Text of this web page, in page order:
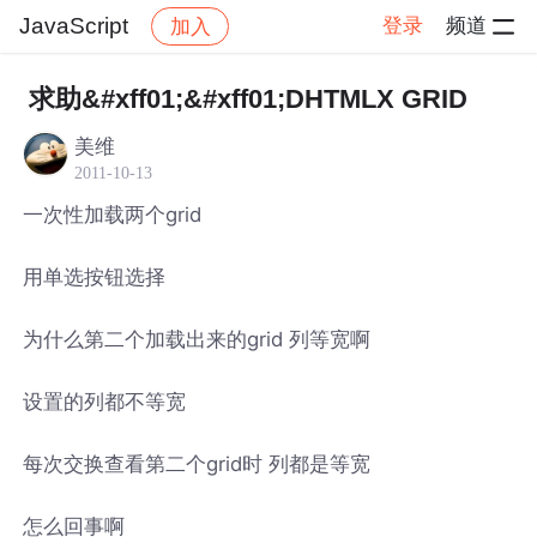
JavaScript 加入 登录 频道
社区 JavaScript 帖子详情
求助&#xff01;&#xff01;DHTMLX GRID
美维
2011-10-13
一次性加载两个grid
用单选按钮选择
为什么第二个加载出来的grid 列等宽啊
设置的列都不等宽
每次交换查看第二个grid时 列都是等宽
怎么回事啊